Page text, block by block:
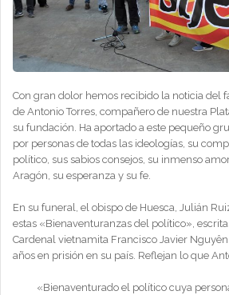
Con gran dolor hemos recibido la noticia del
de Antonio Torres, compañero de nuestra
su fundación. Ha aportado a este pequeño
por personas de todas las ideologías, su
político, sus sabios consejos, su inmenso
Aragón, su esperanza y su fe.
En su funeral, el obispo de Huesca, Julián
estas «Bienaventuranzas del político»,
Cardenal vietnamita Francisco Javier Nguyên
años en prisión en su país. Reflejan lo que
«Bienaventurado el político cuya